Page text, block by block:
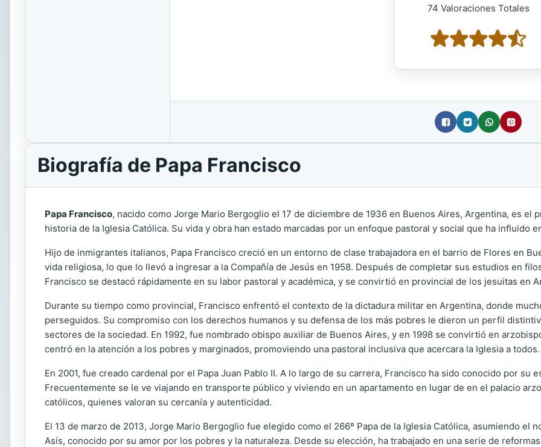
74 Valoraciones Totales
Biografía de Papa Francisco
Papa Francisco, nacido como Jorge Mario Bergoglio el 17 de diciembre de 1936 en Buenos Aires, Argentina, es el
historia de la Iglesia Católica. Su vida y obra han estado marcadas por un enfoque pastoral y social que ha influido
Hijo de inmigrantes italianos, Papa Francisco creció en un entorno de clase trabajadora en el barrio de Flores en
vida religiosa, lo que lo llevó a ingresar a la Compañía de Jesús en 1958. Después de completar sus estudios en
Francisco se destacó rápidamente en su labor pastoral y académica, y se convirtió en provincial de los jesuitas en
Durante su tiempo como provincial, Francisco enfrentó el contexto de la dictadura militar en Argentina, donde
perseguidos. Su compromiso con los derechos humanos y su defensa de los más pobres le dieron un perfil
sectores de la sociedad. En 1992, fue nombrado obispo auxiliar de Buenos Aires, y en 1998 se convirtió en
centró en la atención a los pobres y marginados, promoviendo una pastoral inclusiva que acercara la Iglesia a todos.
En 2001, fue creado cardenal por el Papa Juan Pablo II. A lo largo de su carrera, Francisco ha sido conocido por su
Frecuentemente se le ve viajando en transporte público y viviendo en un apartamento en lugar de en el palacio
católicos, quienes valoran su cercanía y autenticidad.
El 13 de marzo de 2013, Jorge Mario Bergoglio fue elegido como el 266º Papa de la Iglesia Católica, asumiendo el
Asís, conocido por su amor por los pobres y la naturaleza. Desde su elección, ha trabajado en una serie de